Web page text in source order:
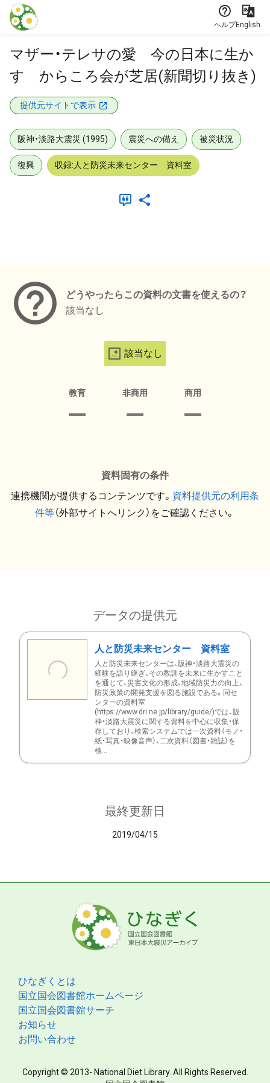
本文に飛ぶ
ヘルプEnglish
マザー・テレサの愛 今の日本に生か
す からころ会が芝居(新聞切り抜き)
提供元サイトで表示
阪神・淡路大震災 (1995) 震災への備え 被災状況
復興 収録:人と防災未来センター 資料室
どうやったらこの資料の文書を使えるの？
該当なし
該当なし
教育 非商用 商用
資料固有の条件
連携機関が提供するコンテンツです。 資料提供元の利用条
件等（外部サイトへリンク）をご確認ください。
データの提供元
人と防災未来センター 資料室
人と防災未来センターは、阪神・淡路大震災の
経験を語り継ぎ、その教訓を未来に生かすこと
を通じて、災害文化の形成、地域防災力の向上、
防災政策の開発支援を図る施設である。同セ
ンターの資料室
(https://www.dri.ne.jp/library/guide/)では、阪
神・淡路大震災に関する資料を中心に収集・保
存しており、検索システムでは一次資料（モノ・
紙・写真・映像音声）、二次資料（図書・雑誌）を
検...
最終更新日
2019/04/15
ひなぎくとは
国立国会図書館ホームページ
国立国会図書館サーチ
お知らせ
お問い合わせ
Copyright © 2013- National Diet Library. All Rights Reserved.